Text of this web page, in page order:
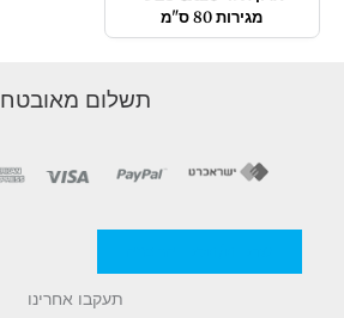
מגירות 80 ס"מ
תשלום מאובטח
תעקבו אחרינו